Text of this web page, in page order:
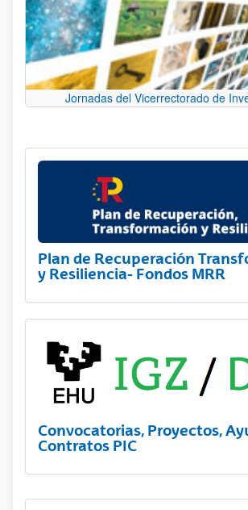
Jornadas del Vicerrectorado de
Plan de Recuperación
y Resiliencia- Fondos MRR
Convocatorias, Proyectos,
Contratos PIC